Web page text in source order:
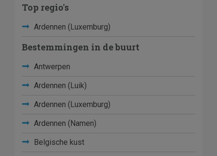
Top regio's
Ardennen (Luxemburg)
Bestemmingen in de buurt
Antwerpen
Ardennen (Luik)
Ardennen (Luxemburg)
Ardennen (Namen)
Belgische kust